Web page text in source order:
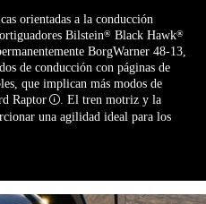
orientadas a la conducción
Bilstein® Black Hawk®
BorgWarner 48-13,
de conducción con páginas de
que implican más modos de
Raptor Disclosure
. El tren motriz y la
una agilidad ideal para los